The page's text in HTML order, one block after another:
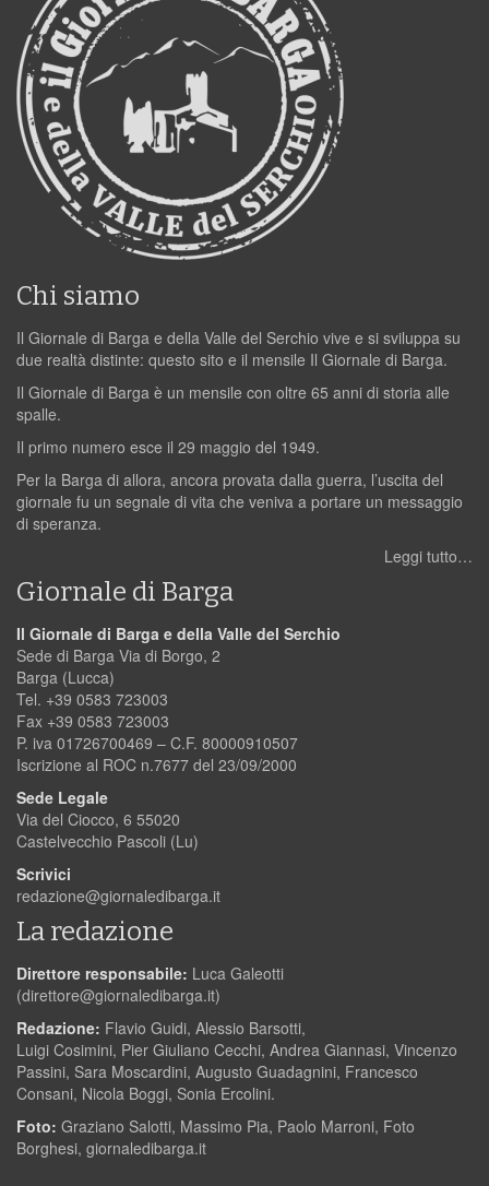
Chi siamo
Il Giornale di Barga e della Valle del Serchio vive e si sviluppa su
due realtà distinte: questo sito e il mensile Il Giornale di Barga.
Il Giornale di Barga è un mensile con oltre 65 anni di storia alle
spalle.
Il primo numero esce il 29 maggio del 1949.
Per la Barga di allora, ancora provata dalla guerra, l’uscita del
giornale fu un segnale di vita che veniva a portare un messaggio
di speranza.
Leggi tutto…
Giornale di Barga
Il Giornale di Barga e della Valle del Serchio
Sede di Barga Via di Borgo, 2
Barga (Lucca)
Tel. +39 0583 723003
Fax +39 0583 723003
P. iva 01726700469 – C.F. 80000910507
Iscrizione al ROC n.7677 del 23/09/2000
Sede Legale
Via del Ciocco, 6 55020
Castelvecchio Pascoli (Lu)
Scrivici
redazione@giornaledibarga.it
La redazione
Direttore responsabile: Luca Galeotti
(direttore@giornaledibarga.it)
Redazione: Flavio Guidi, Alessio Barsotti,
Luigi Cosimini, Pier Giuliano Cecchi, Andrea Giannasi, Vincenzo
Passini, Sara Moscardini, Augusto Guadagnini, Francesco
Consani, Nicola Boggi, Sonia Ercolini.
Foto: Graziano Salotti, Massimo Pia, Paolo Marroni, Foto
Borghesi, giornaledibarga.it